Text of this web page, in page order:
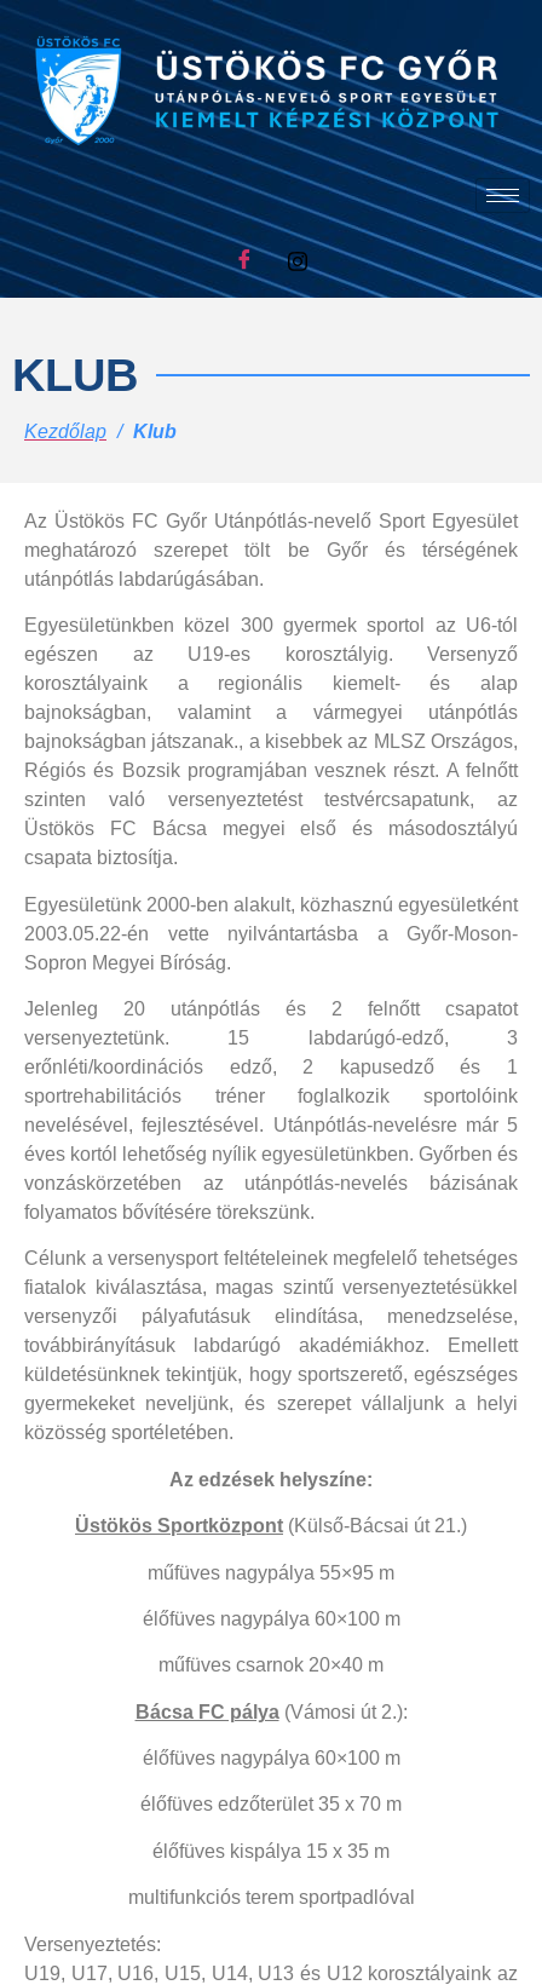
KLUB
Kezdőlap / Klub
Az Üstökös FC Győr Utánpótlás-nevelő Sport Egyesület
meghatározó szerepet tölt be Győr és térségének
utánpótlás labdarúgásában.
Egyesületünkben közel 300 gyermek sportol az U6-tól
egészen az U19-es korosztályig. Versenyző
korosztályaink a regionális kiemelt- és alap
bajnokságban, valamint a vármegyei utánpótlás
bajnokságban játszanak., a kisebbek az MLSZ Országos,
Régiós és Bozsik programjában vesznek részt. A felnőtt
szinten való versenyeztetést testvércsapatunk, az
Üstökös FC Bácsa megyei első és másodosztályú
csapata biztosítja.
Egyesületünk 2000-ben alakult, közhasznú egyesületként
2003.05.22-én vette nyilvántartásba a Győr-Moson-
Sopron Megyei Bíróság.
Jelenleg 20 utánpótlás és 2 felnőtt csapatot
versenyeztetünk. 15 labdarúgó-edző, 3
erőnléti/koordinációs edző, 2 kapusedző és 1
sportrehabilitációs tréner foglalkozik sportolóink
nevelésével, fejlesztésével. Utánpótlás-nevelésre már 5
éves kortól lehetőség nyílik egyesületünkben. Győrben és
vonzáskörzetében az utánpótlás-nevelés bázisának
folyamatos bővítésére törekszünk.
Célunk a versenysport feltételeinek megfelelő tehetséges
fiatalok kiválasztása, magas szintű versenyeztetésükkel
versenyzői pályafutásuk elindítása, menedzselése,
továbbirányításuk labdarúgó akadémiákhoz. Emellett
küldetésünknek tekintjük, hogy sportszerető, egészséges
gyermekeket neveljünk, és szerepet vállaljunk a helyi
közösség sportéletében.
Az edzések helyszíne:
Üstökös Sportközpont (Külső-Bácsai út 21.)
műfüves nagypálya 55×95 m
élőfüves nagypálya 60×100 m
műfüves csarnok 20×40 m
Bácsa FC pálya(Vámosi út 2.):
élőfüves nagypálya 60×100 m
élőfüves edzőterület 35 x 70 m
élőfüves kispálya 15 x 35 m
multifunkciós terem sportpadlóval
Versenyeztetés:
U19, U17, U16, U15, U14, U13 és U12 korosztályaink az